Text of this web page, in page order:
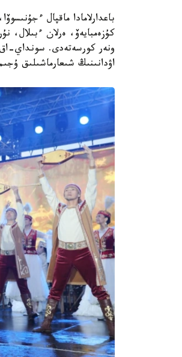
ونەر كورسەتەدى. سونداي-اق
اۋدانىنىڭ شىعارماشىلىق